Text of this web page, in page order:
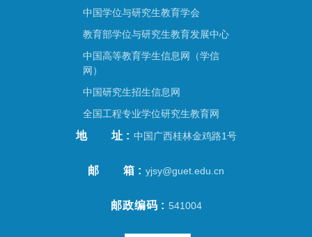
中国学位与研究生教育学会
教育部学位与研究生教育发展中心
中国高等教育学生信息网（学信
网）
中国研究生招生信息网
全国工程专业学位研究生教育网
地址 中国广西桂林金鸡路1号
邮箱 yjsy@guet.edu.cn
邮政编码 541004